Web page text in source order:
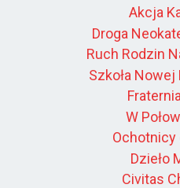
Akcja
Droga
Ruch Rodzin
Szkoła
W
Ochotnicy
Dzieło
Civitas